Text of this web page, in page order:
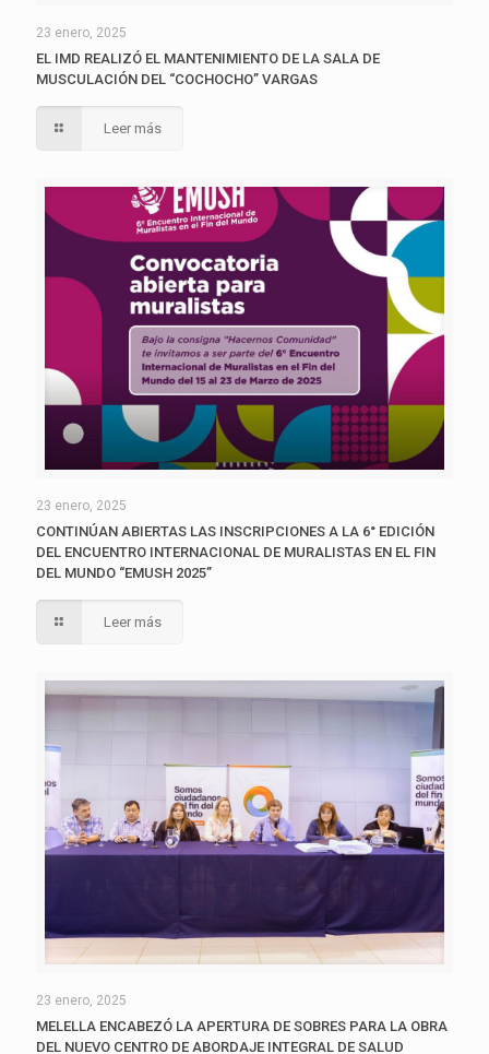
23 enero, 2025
EL IMD REALIZÓ EL MANTENIMIENTO DE LA SALA DE
MUSCULACIÓN DEL “COCHOCHO” VARGAS
Leer más
23 enero, 2025
CONTINÚAN ABIERTAS LAS INSCRIPCIONES A LA 6° EDICIÓN
DEL ENCUENTRO INTERNACIONAL DE MURALISTAS EN EL FIN
DEL MUNDO “EMUSH 2025”
Leer más
23 enero, 2025
MELELLA ENCABEZÓ LA APERTURA DE SOBRES PARA LA OBRA
DEL NUEVO CENTRO DE ABORDAJE INTEGRAL DE SALUD